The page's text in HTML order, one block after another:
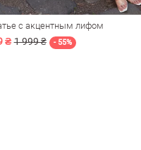
с акцентным лифом
₴ 1 999 ₴ - 55%